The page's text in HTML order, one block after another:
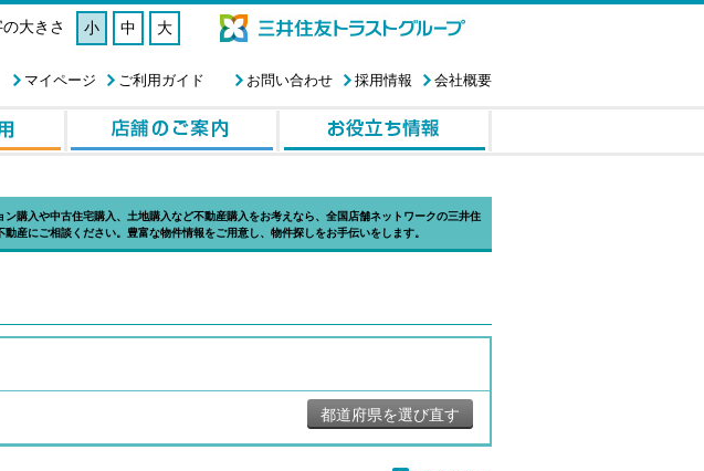
大きさ 小 中 大
会社概要
採用情報
お問い合わせ
ご利用ガイド
マイページ
ン購入や中古住宅購入、土地購入など不動産購入をお考えなら、全国店舗ネットワークの三井住
動産にご相談ください。豊富な物件情報をご用意し、物件探しをお手伝いをします。
都道府県を選び直す